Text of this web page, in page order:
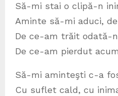
Să-mi stai o clipă-n
Aminte să-mi aduci,
De ce-am trăit odată-
De ce-am pierdut
Să-mi aminteşti c-a
Cu suflet cald, cu